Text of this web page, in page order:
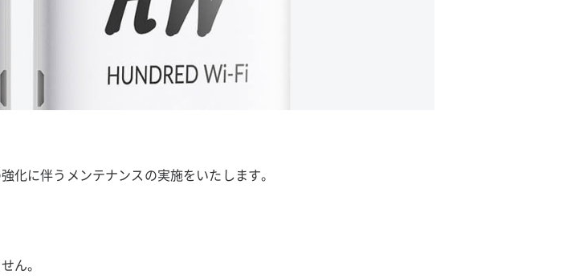
化に伴うメンテナンスの実施をいたします。
ん。